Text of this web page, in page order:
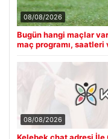
08/08/2026
Bugün hangi maçlar
maç programı, saatleri
08/08/2026